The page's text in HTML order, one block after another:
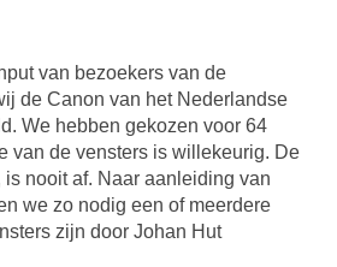
van bezoekers van de
de Canon van het Nederlandse
We hebben gekozen voor 64
van de vensters is willekeurig. De
nooit af. Naar aanleiding van
we zo nodig een of meerdere
zijn door Johan Hut